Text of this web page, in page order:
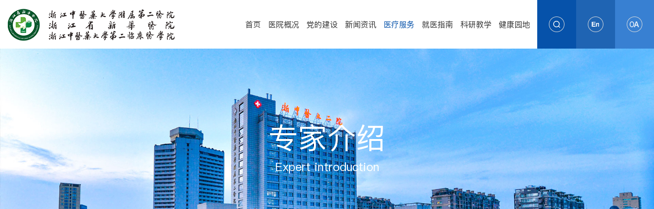
首页 医院概况 党的建设 新闻资讯 医疗服务 就医指南 科研教学 健康园地
专家介绍
Expert introduction